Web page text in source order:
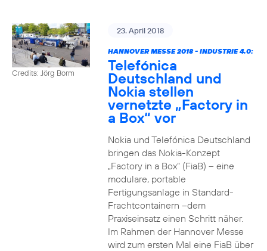
Credits: Jörg Borm
23. April 2018
HANNOVER MESSE 2018 - INDUSTRIE 4.0:
Telefónica
Deutschland und
Nokia stellen
vernetzte „Factory in
a Box“ vor
Nokia und Telefónica Deutschland
bringen das Nokia-Konzept
„Factory in a Box“ (FiaB) – eine
modulare, portable
Fertigungsanlage in Standard-
Frachtcontainern –dem
Praxiseinsatz einen Schritt näher.
Im Rahmen der Hannover Messe
wird zum ersten Mal eine FiaB über